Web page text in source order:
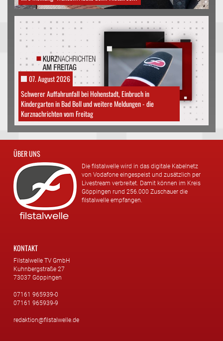
07. August 2026
Schwerer Auffahrunfall bei Hohenstadt, Einbruch in
Kindergarten in Bad Boll und weitere Meldungen - die
Kurznachrichten vom Freitag
ÜBER UNS
Die filstalwelle wird in das digitale Kabelnetz
von Vodafone eingespeist und zusätzlich per
Livestream verbreitet. Damit können im Kreis
Göppingen rund 256.000 Zuschauer die
filstalwelle empfangen.
KONTAKT
Filstalwelle TV GmbH
Kuhnbergstraße 27
73037 Göppingen
07161 965939-0
07161 965939-9
redaktion@filstalwelle.de